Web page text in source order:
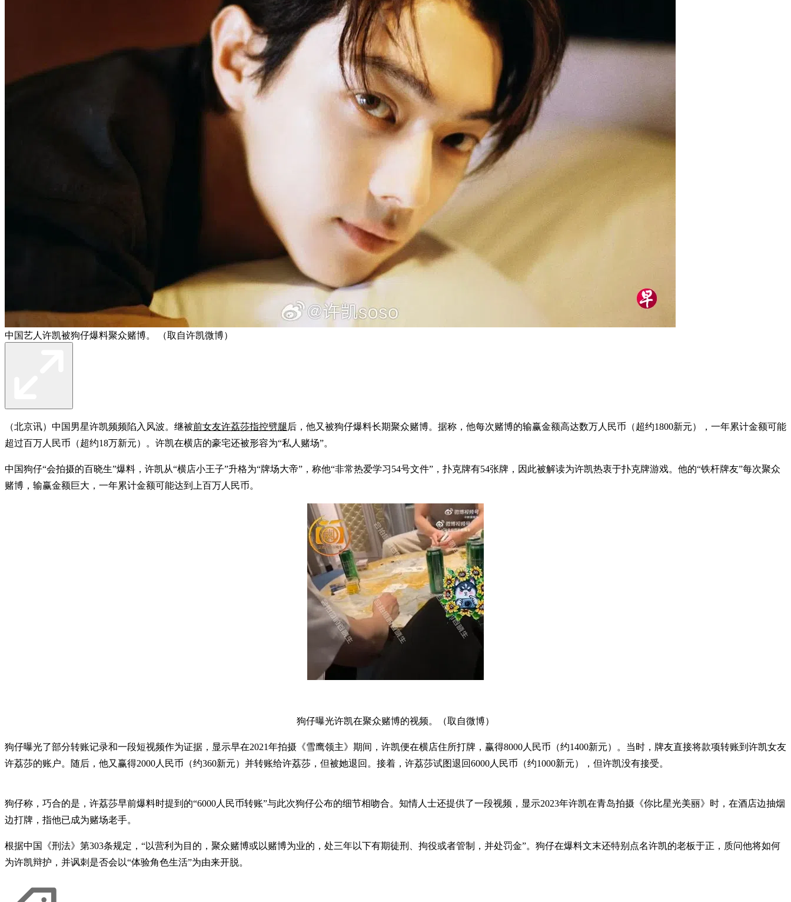
中国艺人许凯被狗仔爆料聚众赌博。 （取自许凯微博）
（北京讯）中国男星许凯频频陷入风波。继被前女友许荔莎指控劈腿后，他又被狗仔爆料长期聚众赌博。据称，他每次赌博的输赢金额高达数万人民币（超约1800新元），一年累计金额可能
超过百万人民币（超约18万新元）。许凯在横店的豪宅还被形容为“私人赌场”。
中国狗仔“会拍摄的百晓生”爆料，许凯从“横店小王子”升格为“牌场大帝”，称他“非常热爱学习54号文件”，扑克牌有54张牌，因此被解读为许凯热衷于扑克牌游戏。他的“铁杆牌友”每次聚众
赌博，输赢金额巨大，一年累计金额可能达到上百万人民币。
狗仔曝光许凯在聚众赌博的视频。（取自微博）
狗仔曝光了部分转账记录和一段短视频作为证据，显示早在2021年拍摄《雪鹰领主》期间，许凯便在横店住所打牌，赢得8000人民币（约1400新元）。当时，牌友直接将款项转账到许凯女友
许荔莎的账户。随后，他又赢得2000人民币（约360新元）并转账给许荔莎，但被她退回。接着，许荔莎试图退回6000人民币（约1000新元），但许凯没有接受。
狗仔称，巧合的是，许荔莎早前爆料时提到的“6000人民币转账”与此次狗仔公布的细节相吻合。知情人士还提供了一段视频，显示2023年许凯在青岛拍摄《你比星光美丽》时，在酒店边抽烟
边打牌，指他已成为赌场老手。
根据中国《刑法》第303条规定，“以营利为目的，聚众赌博或以赌博为业的，处三年以下有期徒刑、拘役或者管制，并处罚金”。狗仔在爆料文末还特别点名许凯的老板于正，质问他将如何
为许凯辩护，并讽刺是否会以“体验角色生活”为由来开脱。